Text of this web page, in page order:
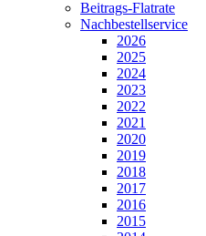
Beitrags-Flatrate
Nachbestellservice
2026
2025
2024
2023
2022
2021
2020
2019
2018
2017
2016
2015